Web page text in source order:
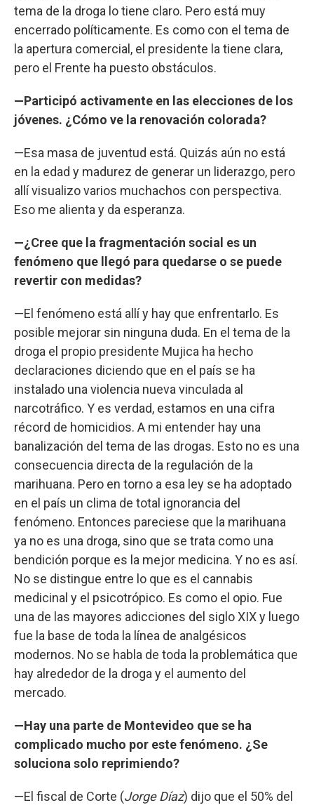
tema de la droga lo tiene claro. Pero está muy
encerrado políticamente. Es como con el tema de
la apertura comercial, el presidente la tiene clara,
pero el Frente ha puesto obstáculos.
—Participó activamente en las elecciones de los
jóvenes. ¿Cómo ve la renovación colorada?
—Esa masa de juventud está. Quizás aún no está
en la edad y madurez de generar un liderazgo, pero
allí visualizo varios muchachos con perspectiva.
Eso me alienta y da esperanza.
—¿Cree que la fragmentación social es un
fenómeno que llegó para quedarse o se puede
revertir con medidas?
—El fenómeno está allí y hay que enfrentarlo. Es
posible mejorar sin ninguna duda. En el tema de la
droga el propio presidente Mujica ha hecho
declaraciones diciendo que en el país se ha
instalado una violencia nueva vinculada al
narcotráfico. Y es verdad, estamos en una cifra
récord de homicidios. A mi entender hay una
banalización del tema de las drogas. Esto no es una
consecuencia directa de la regulación de la
marihuana. Pero en torno a esa ley se ha adoptado
en el país un clima de total ignorancia del
fenómeno. Entonces pareciese que la marihuana
ya no es una droga, sino que se trata como una
bendición porque es la mejor medicina. Y no es así.
No se distingue entre lo que es el cannabis
medicinal y el psicotrópico. Es como el opio. Fue
una de las mayores adicciones del siglo XIX y luego
fue la base de toda la línea de analgésicos
modernos. No se habla de toda la problemática que
hay alrededor de la droga y el aumento del
mercado.
—Hay una parte de Montevideo que se ha
complicado mucho por este fenómeno. ¿Se
soluciona solo reprimiendo?
—El fiscal de Corte (Jorge Díaz) dijo que el 50% del